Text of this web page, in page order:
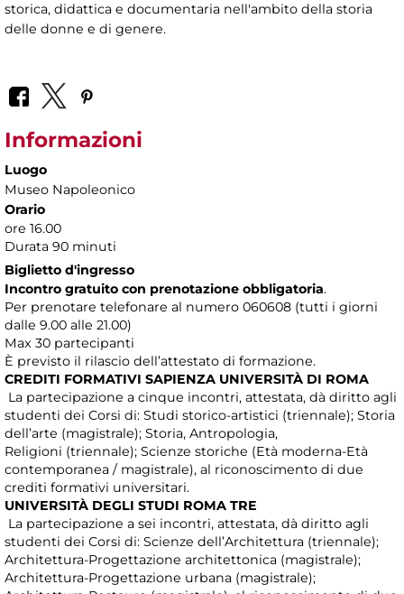
storica, didattica e documentaria nell'ambito della storia
delle donne e di genere.
Informazioni
Luogo
Museo Napoleonico
Orario
ore 16.00
Durata 90 minuti
Biglietto d'ingresso
Incontro gratuito con prenotazione obbligatoria.
Per prenotare telefonare al numero 060608 (tutti i giorni
dalle 9.00 alle 21.00)
Max 30 partecipanti
È previsto il rilascio dell’attestato di formazione.
CREDITI FORMATIVI SAPIENZA UNIVERSITÀ DI ROMA
La partecipazione a cinque incontri, attestata, dà diritto agli
studenti dei Corsi di: Studi storico-artistici (triennale); Storia
dell’arte (magistrale); Storia, Antropologia,
Religioni (triennale); Scienze storiche (Età moderna-Età
contemporanea / magistrale), al riconoscimento di due
crediti formativi universitari.
UNIVERSITÀ DEGLI STUDI ROMA TRE
La partecipazione a sei incontri, attestata, dà diritto agli
studenti dei Corsi di: Scienze dell’Architettura (triennale);
Architettura-Progettazione architettonica (magistrale);
Architettura-Progettazione urbana (magistrale);